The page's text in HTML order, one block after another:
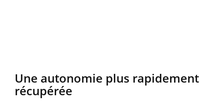
Une autonomie plus rapidement
récupérée